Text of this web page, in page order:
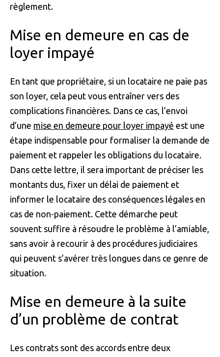
règlement.
Mise en demeure en cas de
loyer impayé
En tant que propriétaire, si un locataire ne paie pas
son loyer, cela peut vous entraîner vers des
complications financières. Dans ce cas, l’envoi
d’une mise en demeure pour loyer impayé est une
étape indispensable pour formaliser la demande de
paiement et rappeler les obligations du locataire.
Dans cette lettre, il sera important de préciser les
montants dus, fixer un délai de paiement et
informer le locataire des conséquences légales en
cas de non-paiement. Cette démarche peut
souvent suffire à résoudre le problème à l’amiable,
sans avoir à recourir à des procédures judiciaires
qui peuvent s’avérer très longues dans ce genre de
situation.
Mise en demeure à la suite
d’un problème de contrat
Les contrats sont des accords entre deux